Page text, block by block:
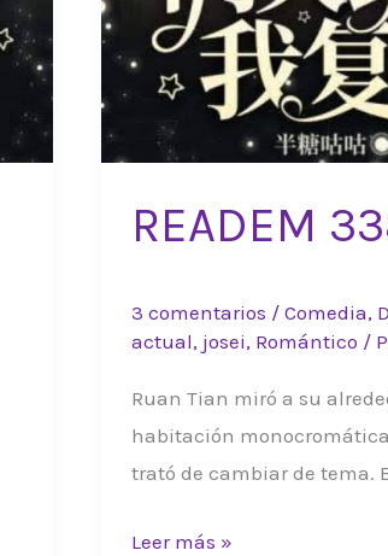
READEM
3 comentarios /Comedia,
actual, josei, Romántico /
Ruan Tian miró a su
habitación
trató de cambiar de tema.
READEM
Leer más »